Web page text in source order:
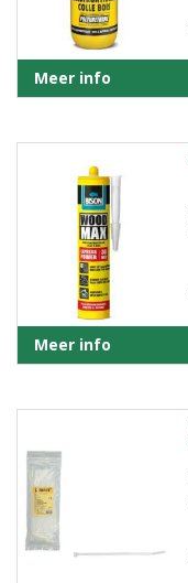
Meer info
Meer info